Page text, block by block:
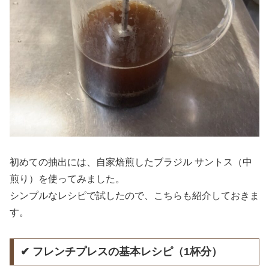
初めての抽出には、自家焙煎したブラジル サントス（中
煎り）を使ってみました。
シンプルなレシピで試したので、こちらも紹介しておきま
す。
✔ フレンチプレスの基本レシピ（1杯分）